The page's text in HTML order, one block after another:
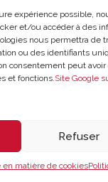
expérience possible,
et/ou accéder à des
nous permettra de
ou des identifiants
consentement peut
et fonctions.Site Google
Refuser
en matière de cookies